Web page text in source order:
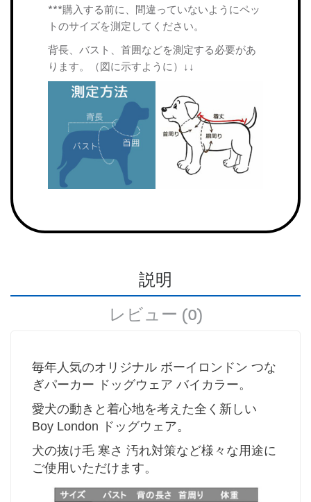
***購入する前に、間違っていないようにペッ
トのサイズを測定してください。
背長、バスト、首囲などを測定する必要があ
ります。（図に示すように）↓↓
説明
レビュー (0)
毎年人気のオリジナル ボーイロンドン つな
ぎパーカー ドッグウェア バイカラー。
愛犬の動きと着心地を考えた全く新しい
Boy London ドッグウェア。
犬の抜け毛 寒さ 汚れ対策など様々な用途に
ご使用いただけます。